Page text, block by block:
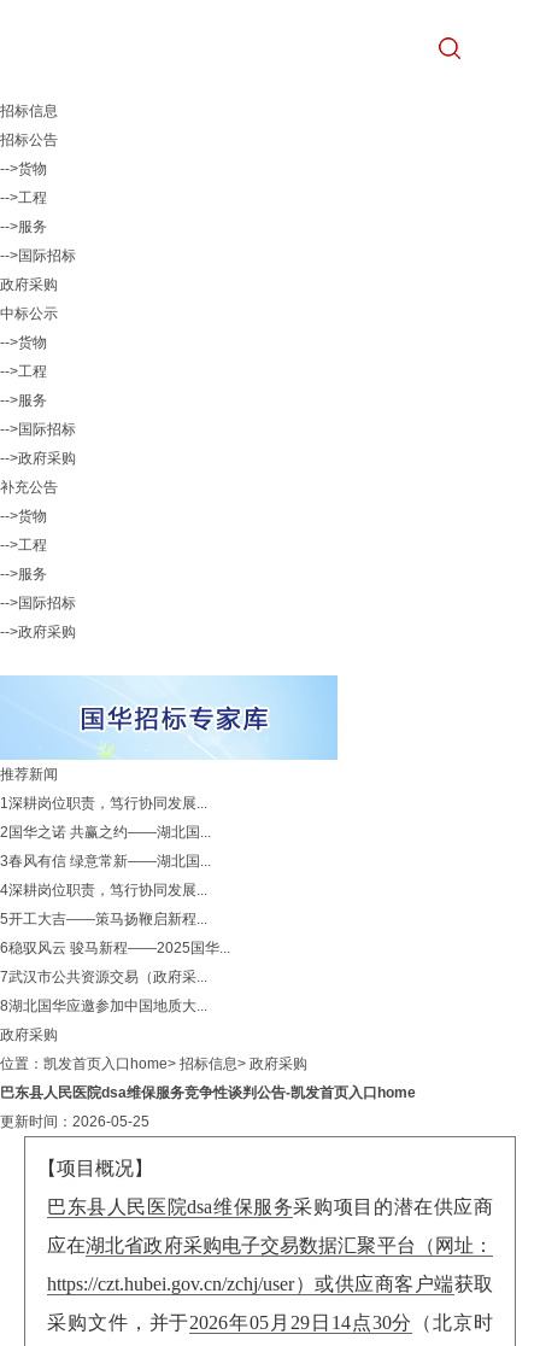
招标信息
招标公告
-->货物
-->工程
-->服务
-->国际招标
政府采购
中标公示
-->货物
-->工程
-->服务
-->国际招标
-->政府采购
补充公告
-->货物
-->工程
-->服务
-->国际招标
-->政府采购
推荐新闻
1深耕岗位职责，笃行协同发展...
2 国华之诺 共赢之约——湖北国...
3春风有信 绿意常新——湖北国...
4深耕岗位职责，笃行协同发展...
5开工大吉——策马扬鞭启新程...
6稳驭风云 骏马新程——2025国华...
7武汉市公共资源交易（政府采...
8湖北国华应邀参加中国地质大...
政府采购
位置： 凯发首页入口home> 招标信息> 政府采购
巴东县人民医院dsa维保服务竞争性谈判公告-凯发首页入口home
更新时间：2026-05-25
【项目概况】
巴东县人民医院dsa维保服务采购项目的潜在供应商
应在湖北省政府采购电子交易数据汇聚平台（网址：
https://czt.hubei.gov.cn/zchj/user）或供应商客户端获取
采购文件，并于2026年05月29日14点30分
（北京时